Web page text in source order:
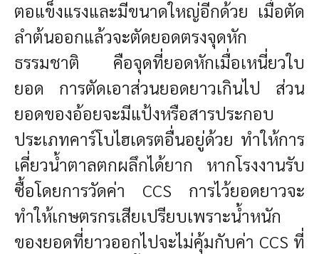
ตอแข็งแรงและมีขนาดใหญ่อีกด้วย เมื่อตัด
ลำต้นออกแล้วจะตัดยอดตรงจุดหัก
ธรรมชาติ คือจุดที่ยอดหักเมื่อเหนี่ยวใบ
ยอด การตัดเอาส่วนยอดยาวเกินไป ส่วน
ยอดของอ้อยจะมีแป้งหรือสารประกอบ
ประเภทคาร์โบไฮเดรตอื่นอยู่ด้วย ทำให้การ
เคี่ยวน้ำตาลตกผลึกได้ยาก หากโรงงานรับ
ซื้อโดยการวัดค่า CCS การไว้ยอดยาวจะ
ทำให้เกษตรกรเสียเปรียบเพราะน้ำหนัก
ของยอดที่ยาวออกไปจะไม่คุ้มกับค่า CCS ที่